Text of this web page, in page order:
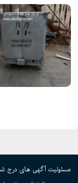
مسئولیت آگهی های درج